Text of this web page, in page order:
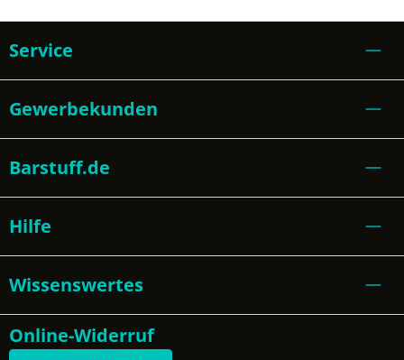
Service
Gewerbekunden
Barstuff.de
Hilfe
Wissenswertes
Online-Widerruf